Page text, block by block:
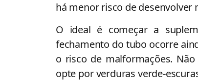
há menor risco de
O ideal é começar a
fechamento do tubo ocorre
o risco de malformações.
opte por verduras verde-